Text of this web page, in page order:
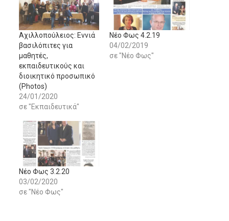
Αχιλλοπούλειος: Εννιά
βασιλόπιτες για
μαθητές,
εκπαιδευτικούς και
διοικητικό προσωπικό
(Photos)
24/01/2020
σε "Εκπαιδευτικά"
Νέο Φως 4.2.19
04/02/2019
σε "Νέο Φως"
Νέο Φως 3.2.20
03/02/2020
σε "Νέο Φως"